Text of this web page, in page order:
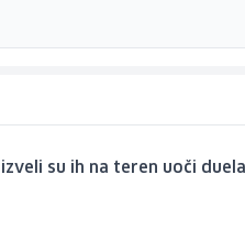
su ih na teren uoči